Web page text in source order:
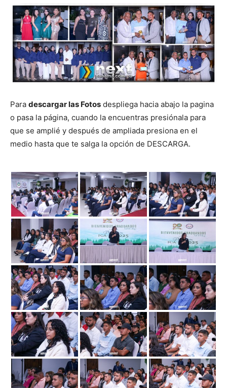
Para descargar las Fotos despliega hacia abajo la pagina
o pasa la página, cuando la encuentras presiónala para
que se amplié y después de ampliada presiona en el
medio hasta que te salga la opción de DESCARGA.